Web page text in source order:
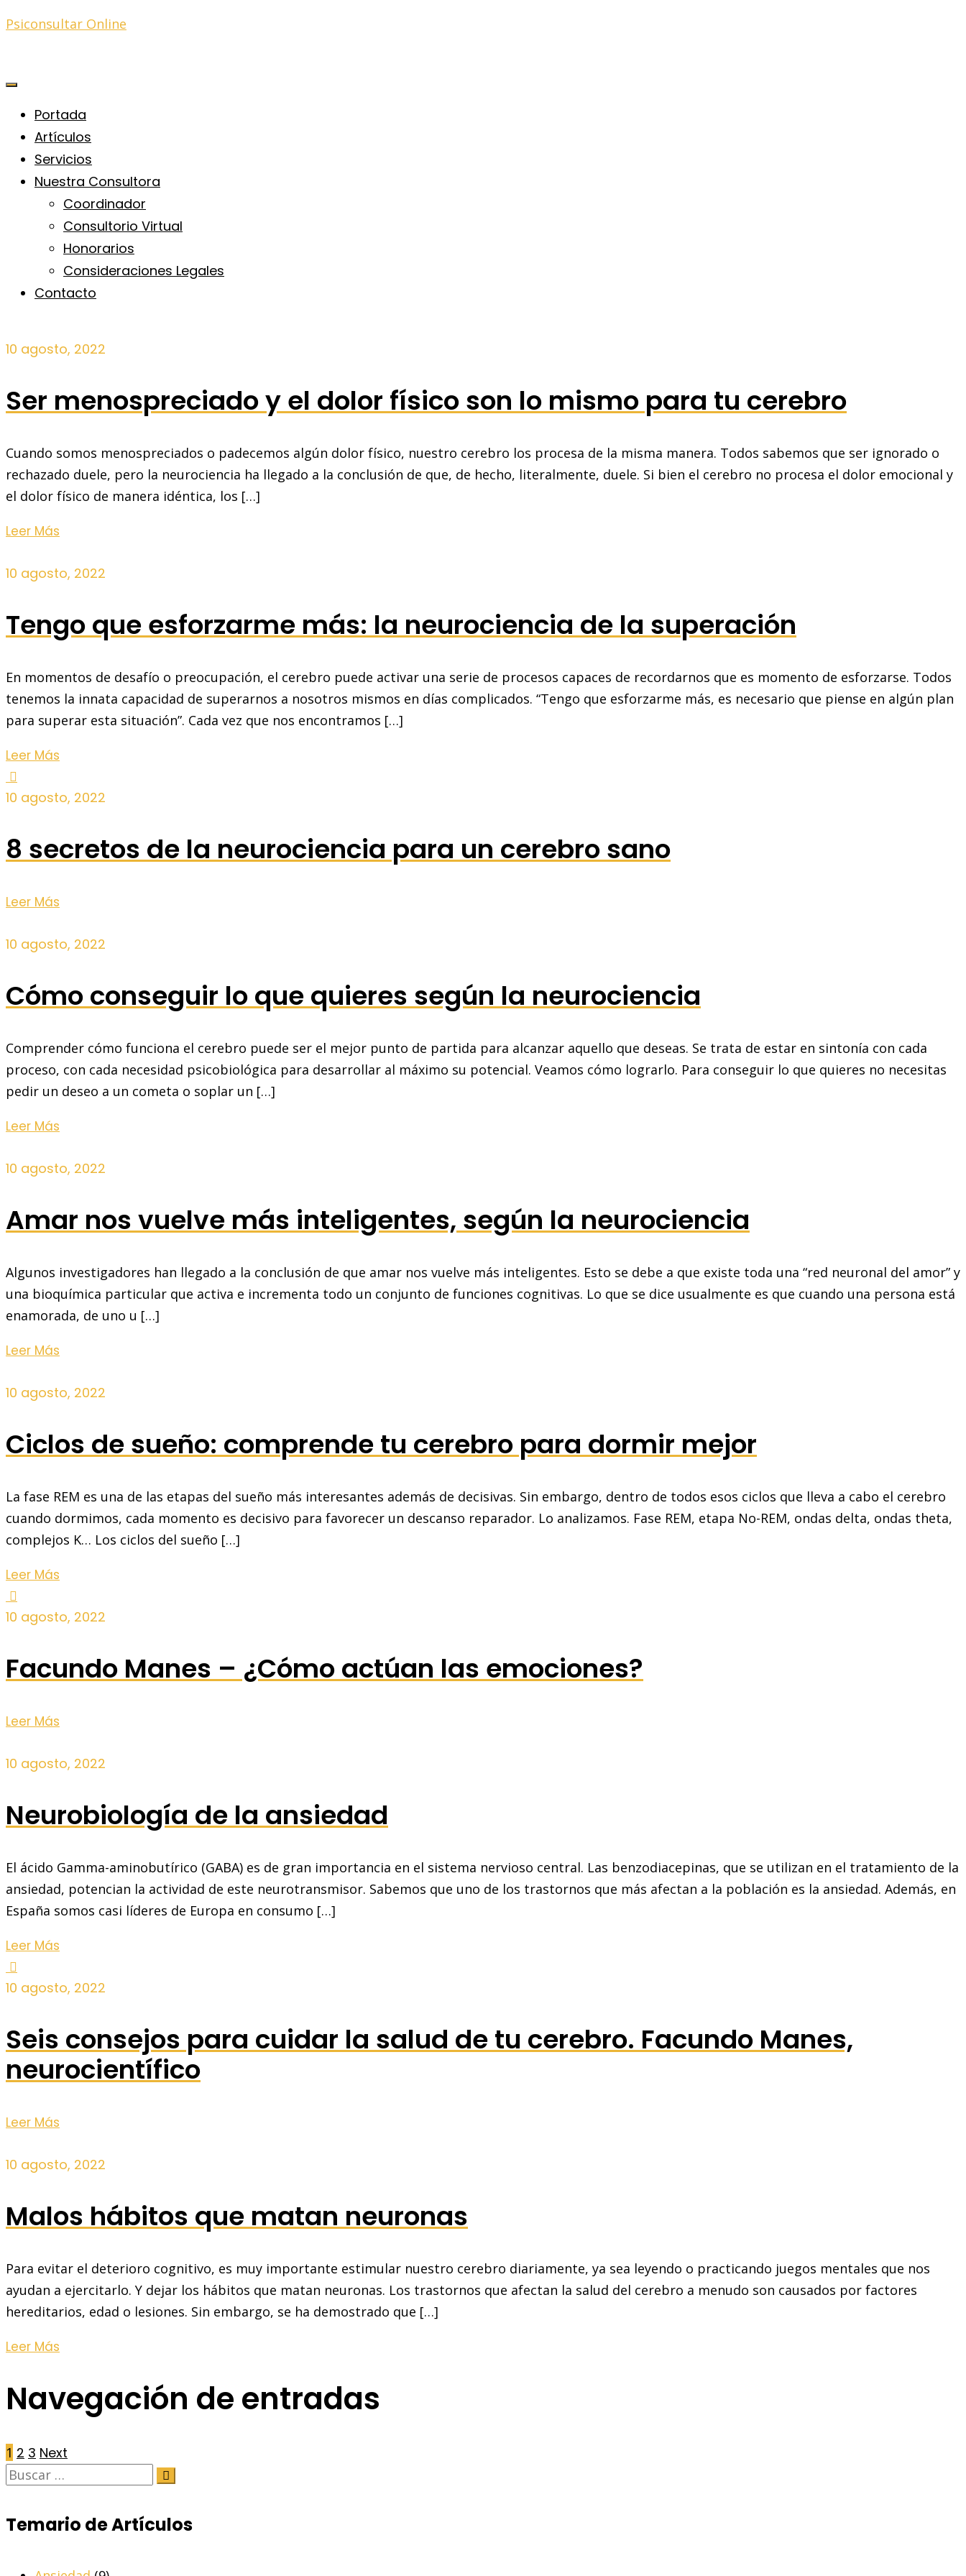
Psiconsultar Online
Portada
Artículos
Servicios
Nuestra Consultora
Coordinador
Consultorio Virtual
Honorarios
Consideraciones Legales
Contacto
10 agosto, 2022
Ser menospreciado y el dolor físico son lo mismo para tu cerebro
Cuando somos menospreciados o padecemos algún dolor físico, nuestro cerebro los procesa de la misma manera. Todos sabemos que ser ignorado o
rechazado duele, pero la neurociencia ha llegado a la conclusión de que, de hecho, literalmente, duele. Si bien el cerebro no procesa el dolor emocional y
el dolor físico de manera idéntica, los […]
Leer Más
10 agosto, 2022
Tengo que esforzarme más: la neurociencia de la superación
En momentos de desafío o preocupación, el cerebro puede activar una serie de procesos capaces de recordarnos que es momento de esforzarse. Todos
tenemos la innata capacidad de superarnos a nosotros mismos en días complicados. “Tengo que esforzarme más, es necesario que piense en algún plan
para superar esta situación”. Cada vez que nos encontramos […]
Leer Más
10 agosto, 2022
8 secretos de la neurociencia para un cerebro sano
Leer Más
10 agosto, 2022
Cómo conseguir lo que quieres según la neurociencia
Comprender cómo funciona el cerebro puede ser el mejor punto de partida para alcanzar aquello que deseas. Se trata de estar en sintonía con cada
proceso, con cada necesidad psicobiológica para desarrollar al máximo su potencial. Veamos cómo lograrlo. Para conseguir lo que quieres no necesitas
pedir un deseo a un cometa o soplar un […]
Leer Más
10 agosto, 2022
Amar nos vuelve más inteligentes, según la neurociencia
Algunos investigadores han llegado a la conclusión de que amar nos vuelve más inteligentes. Esto se debe a que existe toda una “red neuronal del amor” y
una bioquímica particular que activa e incrementa todo un conjunto de funciones cognitivas. Lo que se dice usualmente es que cuando una persona está
enamorada, de uno u […]
Leer Más
10 agosto, 2022
Ciclos de sueño: comprende tu cerebro para dormir mejor
La fase REM es una de las etapas del sueño más interesantes además de decisivas. Sin embargo, dentro de todos esos ciclos que lleva a cabo el cerebro
cuando dormimos, cada momento es decisivo para favorecer un descanso reparador. Lo analizamos. Fase REM, etapa No-REM, ondas delta, ondas theta,
complejos K… Los ciclos del sueño […]
Leer Más
10 agosto, 2022
Facundo Manes – ¿Cómo actúan las emociones?
Leer Más
10 agosto, 2022
Neurobiología de la ansiedad
El ácido Gamma-aminobutírico (GABA) es de gran importancia en el sistema nervioso central. Las benzodiacepinas, que se utilizan en el tratamiento de la
ansiedad, potencian la actividad de este neurotransmisor. Sabemos que uno de los trastornos que más afectan a la población es la ansiedad. Además, en
España somos casi líderes de Europa en consumo […]
Leer Más
10 agosto, 2022
Seis consejos para cuidar la salud de tu cerebro. Facundo Manes,
neurocientífico
Leer Más
10 agosto, 2022
Malos hábitos que matan neuronas
Para evitar el deterioro cognitivo, es muy importante estimular nuestro cerebro diariamente, ya sea leyendo o practicando juegos mentales que nos
ayudan a ejercitarlo. Y dejar los hábitos que matan neuronas. Los trastornos que afectan la salud del cerebro a menudo son causados por factores
hereditarios, edad o lesiones. Sin embargo, se ha demostrado que […]
Leer Más
Navegación de entradas
1 2 3 Next
Temario de Artículos